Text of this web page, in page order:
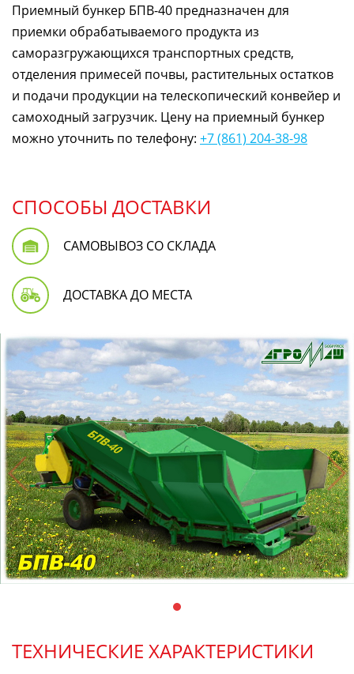
Приемный бункер БПВ-40 предназначен для
приемки обрабатываемого продукта из
саморазгружающихся транспортных средств,
отделения примесей почвы, растительных остатков
и подачи продукции на телескопический конвейер и
самоходный загрузчик. Цену на приемный бункер
можно уточнить по телефону: +7 (861) 204-38-98
СПОСОБЫ ДОСТАВКИ
САМОВЫВОЗ СО СКЛАДА
ДОСТАВКА ДО МЕСТА
ТЕХНИЧЕСКИЕ ХАРАКТЕРИСТИКИ